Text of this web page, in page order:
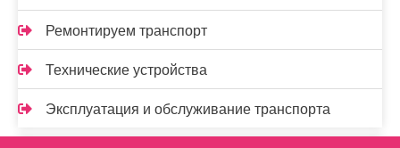
Ремонтируем транспорт
Технические устройства
Эксплуатация и обслуживание транспорта